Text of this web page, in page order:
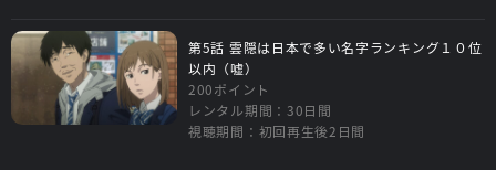
第5話 雲隠は日本で多い名字ランキング１０位
以内（嘘）
200ポイント
レンタル期間：30日間
視聴期間：初回再生後2日間